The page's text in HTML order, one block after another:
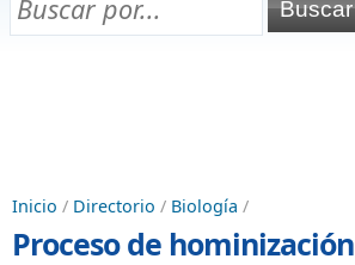
Chuletas para exámenes
Inicio / Directorio / Biología /
Proceso de hominización